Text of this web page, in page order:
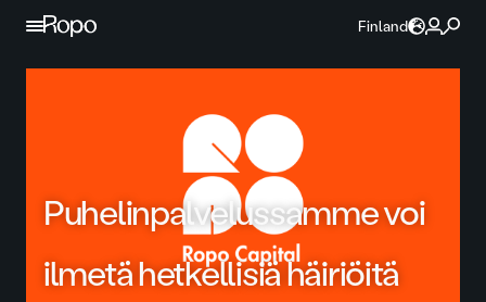
Jatka sisältöön
Finland
Puhelinpalvelussamme voi
ilmetä hetkellisiä häiriöitä